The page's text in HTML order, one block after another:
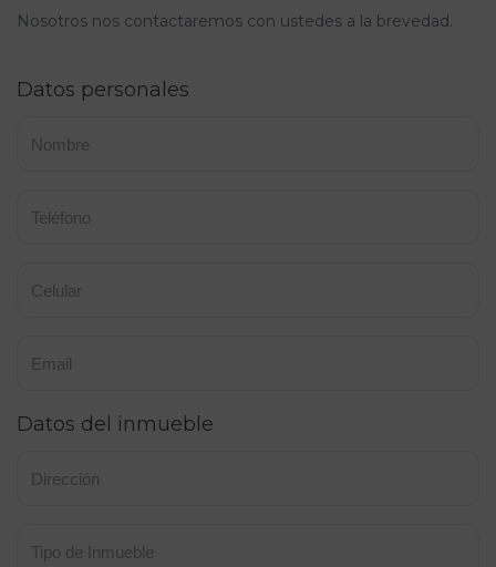
Nosotros nos contactaremos con ustedes a la brevedad.
Datos personales
Datos del inmueble